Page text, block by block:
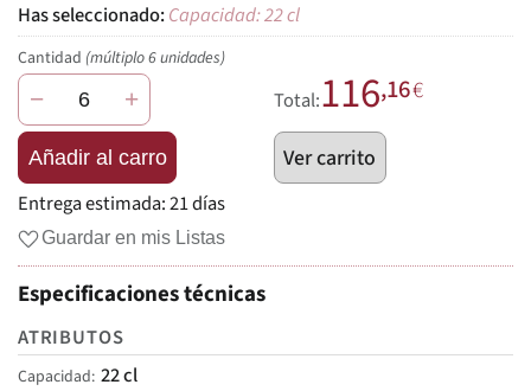
Capacidad: 22 cl
Cantidad (múltiplo 6 unidades)
− +
Añadir al carro
Total:116,16€
Ver carrito
Entrega estimada:21 días
Guardar en mis Listas
Especificaciones técnicas
ATRIBUTOS
Capacidad 22 cl